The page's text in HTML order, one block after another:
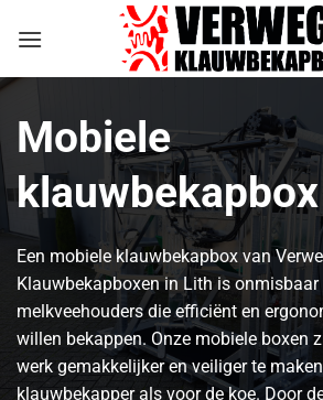
naar
Mobiele
klauwbekapbox
Een mobiele klauwbekapbox van
Klauwbekapboxen in Lith is onmisbaar
melkveehouders die efficiënt en
willen bekappen. Onze mobiele boxen
werk gemakkelijker en veiliger te
klauwbekapper als voor de koe. Door